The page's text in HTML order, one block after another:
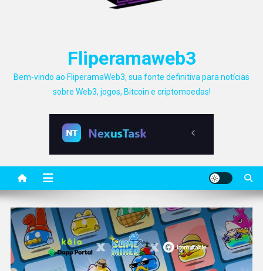
Fliperamaweb3
Bem-vindo ao FliperamaWeb3, sua fonte definitiva para notícias
sobre Web3, jogos, Bitcoin e criptomoedas!